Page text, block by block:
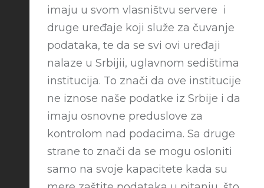
imaju u svom vlasništvu servere i
druge uređaje koji služe za čuvanje
podataka, te da se svi ovi uređaji
nalaze u Srbijii, uglavnom sedištima
institucija. To znači da ove institucije
ne iznose naše podatke iz Srbije i da
imaju osnovne preduslove za
kontrolom nad podacima. Sa druge
strane to znači da se mogu osloniti
samo na svoje kapacitete kada su